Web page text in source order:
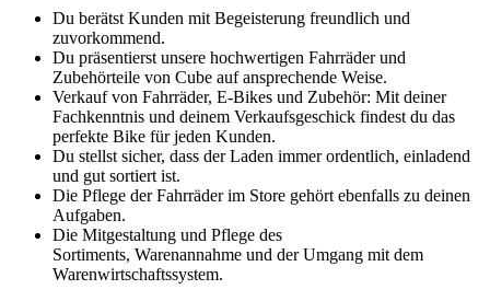
Du berätst Kunden mit Begeisterung freundlich und
zuvorkommend.
Du präsentierst unsere hochwertigen Fahrräder und
Zubehörteile von Cube auf ansprechende Weise.
Verkauf von Fahrräder, E-Bikes und Zubehör: Mit deiner
Fachkenntnis und deinem Verkaufsgeschick findest du das
perfekte Bike für jeden Kunden.
Du stellst sicher, dass der Laden immer ordentlich, einladend
und gut sortiert ist.
Die Pflege der Fahrräder im Store gehört ebenfalls zu deinen
Aufgaben.
Die Mitgestaltung und Pflege des
Sortiments, Warenannahme und der Umgang mit dem
Warenwirtschaftssystem.